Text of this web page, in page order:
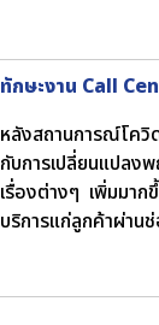
ทักษะงาน Call
หลังสถานการณ์โค
กับการเปลี่ยนแปลง
เรื่องต่างๆ เพิ่มมาก
บริการแก่ลูกค้าผ่าน